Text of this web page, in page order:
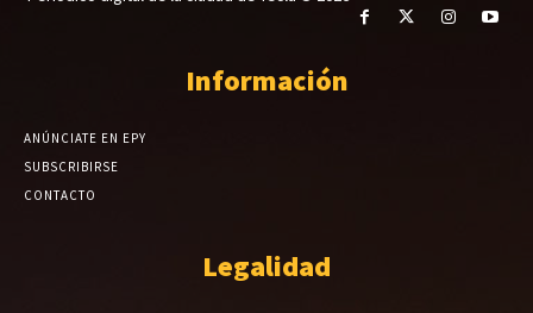
Información
ANÚNCIATE EN EPY
SUBSCRIBIRSE
CONTACTO
Legalidad